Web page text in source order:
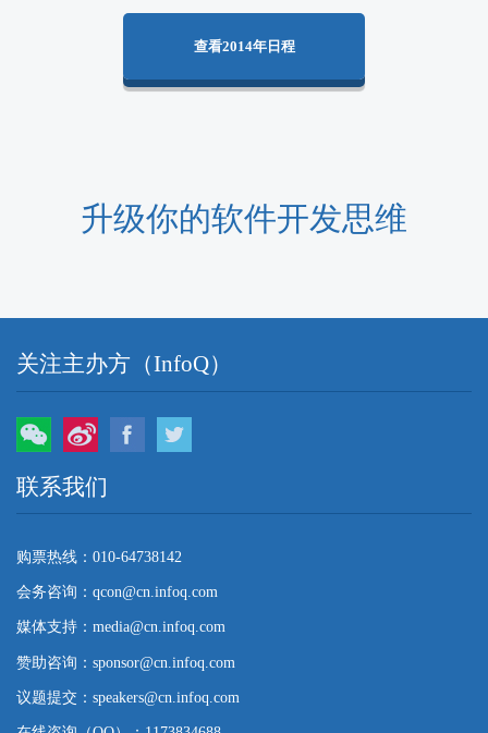
查看2014年日程
升级你的软件开发思维
关注主办方（InfoQ）
微信 微博 Facebook
联系我们
购票热线：010-64738142
会务咨询：qcon@cn.infoq.com
媒体支持：media@cn.infoq.com
赞助咨询：sponsor@cn.infoq.com
议题提交：speakers@cn.infoq.com